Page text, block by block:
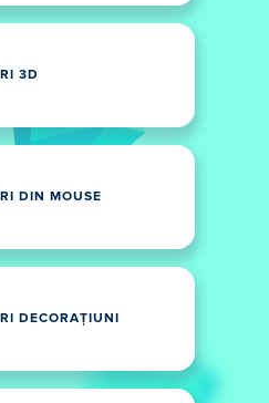
3D
DIN MOUSE
DECORAȚIUNI